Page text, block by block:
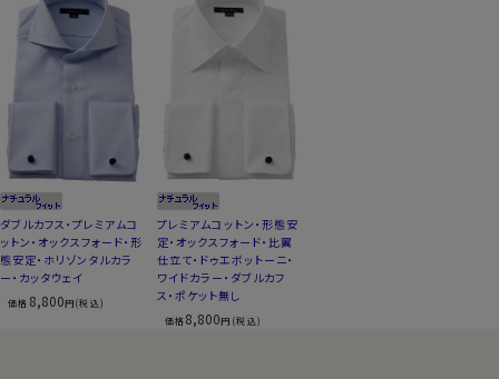
ダブルカフス・プレミアムコ
ットン・オックスフォード・形
態安定・ホリゾンタルカラ
ー・カッタウェイ
価格 8,800円(税込)
プレミアムコットン・形態安
定・オックスフォード・比翼
仕立て・ドゥエボットーニ・
ワイドカラー・ダブルカフ
ス・ポケット無し
価格8,800円(税込)